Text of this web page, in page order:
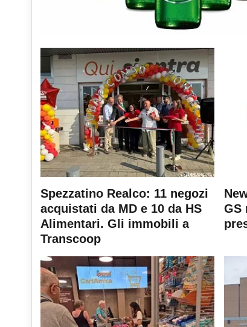
Spezzatino Realco: 11 negozi
acquistati da MD e 10 da HS
Alimentari. Gli immobili a
Transcoop
GS